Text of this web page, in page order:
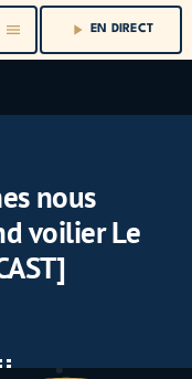
menu play_arrow EN DIRECT
nous
voilier Le